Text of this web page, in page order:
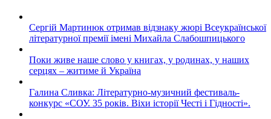
Сергій Мартинюк отримав відзнаку жюрі Всеукраїнської
літературної премії імені Михайла Слабошпицького
Поки живе наше слово у книгах, у родинах, у наших
серцях – житиме й Україна
Галина Сливка: Літературно-музичний фестиваль-
конкурс «СОУ. 35 років. Віхи історії Честі і Гідності».